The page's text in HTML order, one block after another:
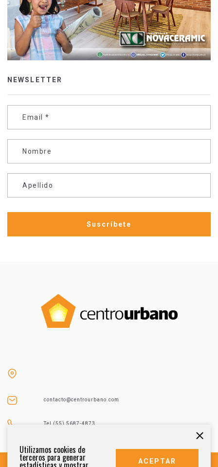
NEWSLETTER
Email *
Nombre
Apellido
contacto@centrourbano.com
Tel (55) 5687-4873
Utilizamos cookies de
terceros para generar ACEPTAR